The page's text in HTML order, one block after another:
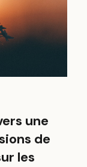
une
de
les